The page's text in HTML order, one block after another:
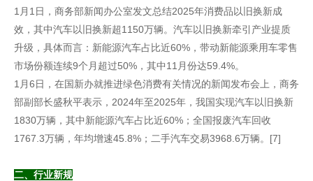
1月1日，商务部新闻办公室发文总结2025年消费品以旧换新成
效，其中汽车以旧换新超1150万辆。汽车以旧换新牵引产业提质
升级，具体而言：新能源汽车占比近60%，带动新能源乘用车零售
市场份额连续9个月超过50%，其中11月份达59.4%。
1月6日，在国新办就推进绿色消费有关情况的新闻发布会上，商务
部副部长盛秋平表示，2024年至2025年，我国实现汽车以旧换新
1830万辆，其中新能源汽车占比近60%；全国报废汽车回收
1767.3万辆，年均增速45.8%；二手汽车交易3968.6万辆。[7]
二、行业新规